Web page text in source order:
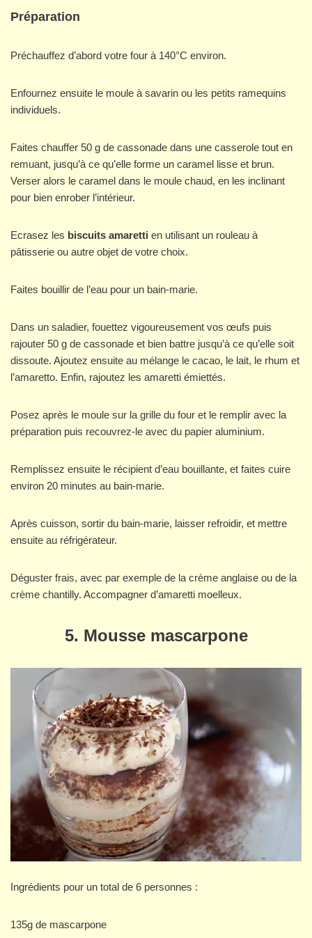
Préparation
Préchauffez d’abord votre four à 140°C environ.
Enfournez ensuite le moule à savarin ou les petits ramequins
individuels.
Faites chauffer 50 g de cassonade dans une casserole tout en
remuant, jusqu’à ce qu’elle forme un caramel lisse et brun.
Verser alors le caramel dans le moule chaud, en les inclinant
pour bien enrober l’intérieur.
Ecrasez les biscuits amaretti en utilisant un rouleau à
pâtisserie ou autre objet de votre choix.
Faites bouillir de l’eau pour un bain-marie.
Dans un saladier, fouettez vigoureusement vos œufs puis
rajouter 50 g de cassonade et bien battre jusqu’à ce qu’elle soit
dissoute. Ajoutez ensuite au mélange le cacao, le lait, le rhum et
l’amaretto. Enfin, rajoutez les amaretti émiettés.
Posez après le moule sur la grille du four et le remplir avec la
préparation puis recouvrez-le avec du papier aluminium.
Remplissez ensuite le récipient d’eau bouillante, et faites cuire
environ 20 minutes au bain-marie.
Après cuisson, sortir du bain-marie, laisser refroidir, et mettre
ensuite au réfrigérateur.
Déguster frais, avec par exemple de la crème anglaise ou de la
crème chantilly. Accompagner d’amaretti moelleux.
5. Mousse mascarpone
Ingrédients pour un total de 6 personnes :
135g de mascarpone